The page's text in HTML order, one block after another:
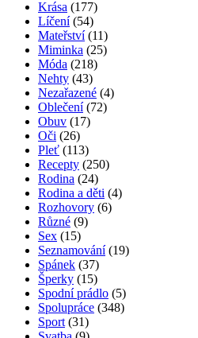
Krása (177)
Líčení(54)
Mateřství(11)
Miminka (25)
Móda (218)
Nehty (43)
Nezařazené (4)
Oblečení(72)
Obuv (17)
Oči (26)
Pleť (113)
Recepty (250)
Rodina (24)
Rodina a děti (4)
Rozhovory (6)
Různé (9)
Sex (15)
Seznamování(19)
Spánek (37)
Šperky (15)
Spodní prádlo (5)
Spolupráce (348)
Sport (31)